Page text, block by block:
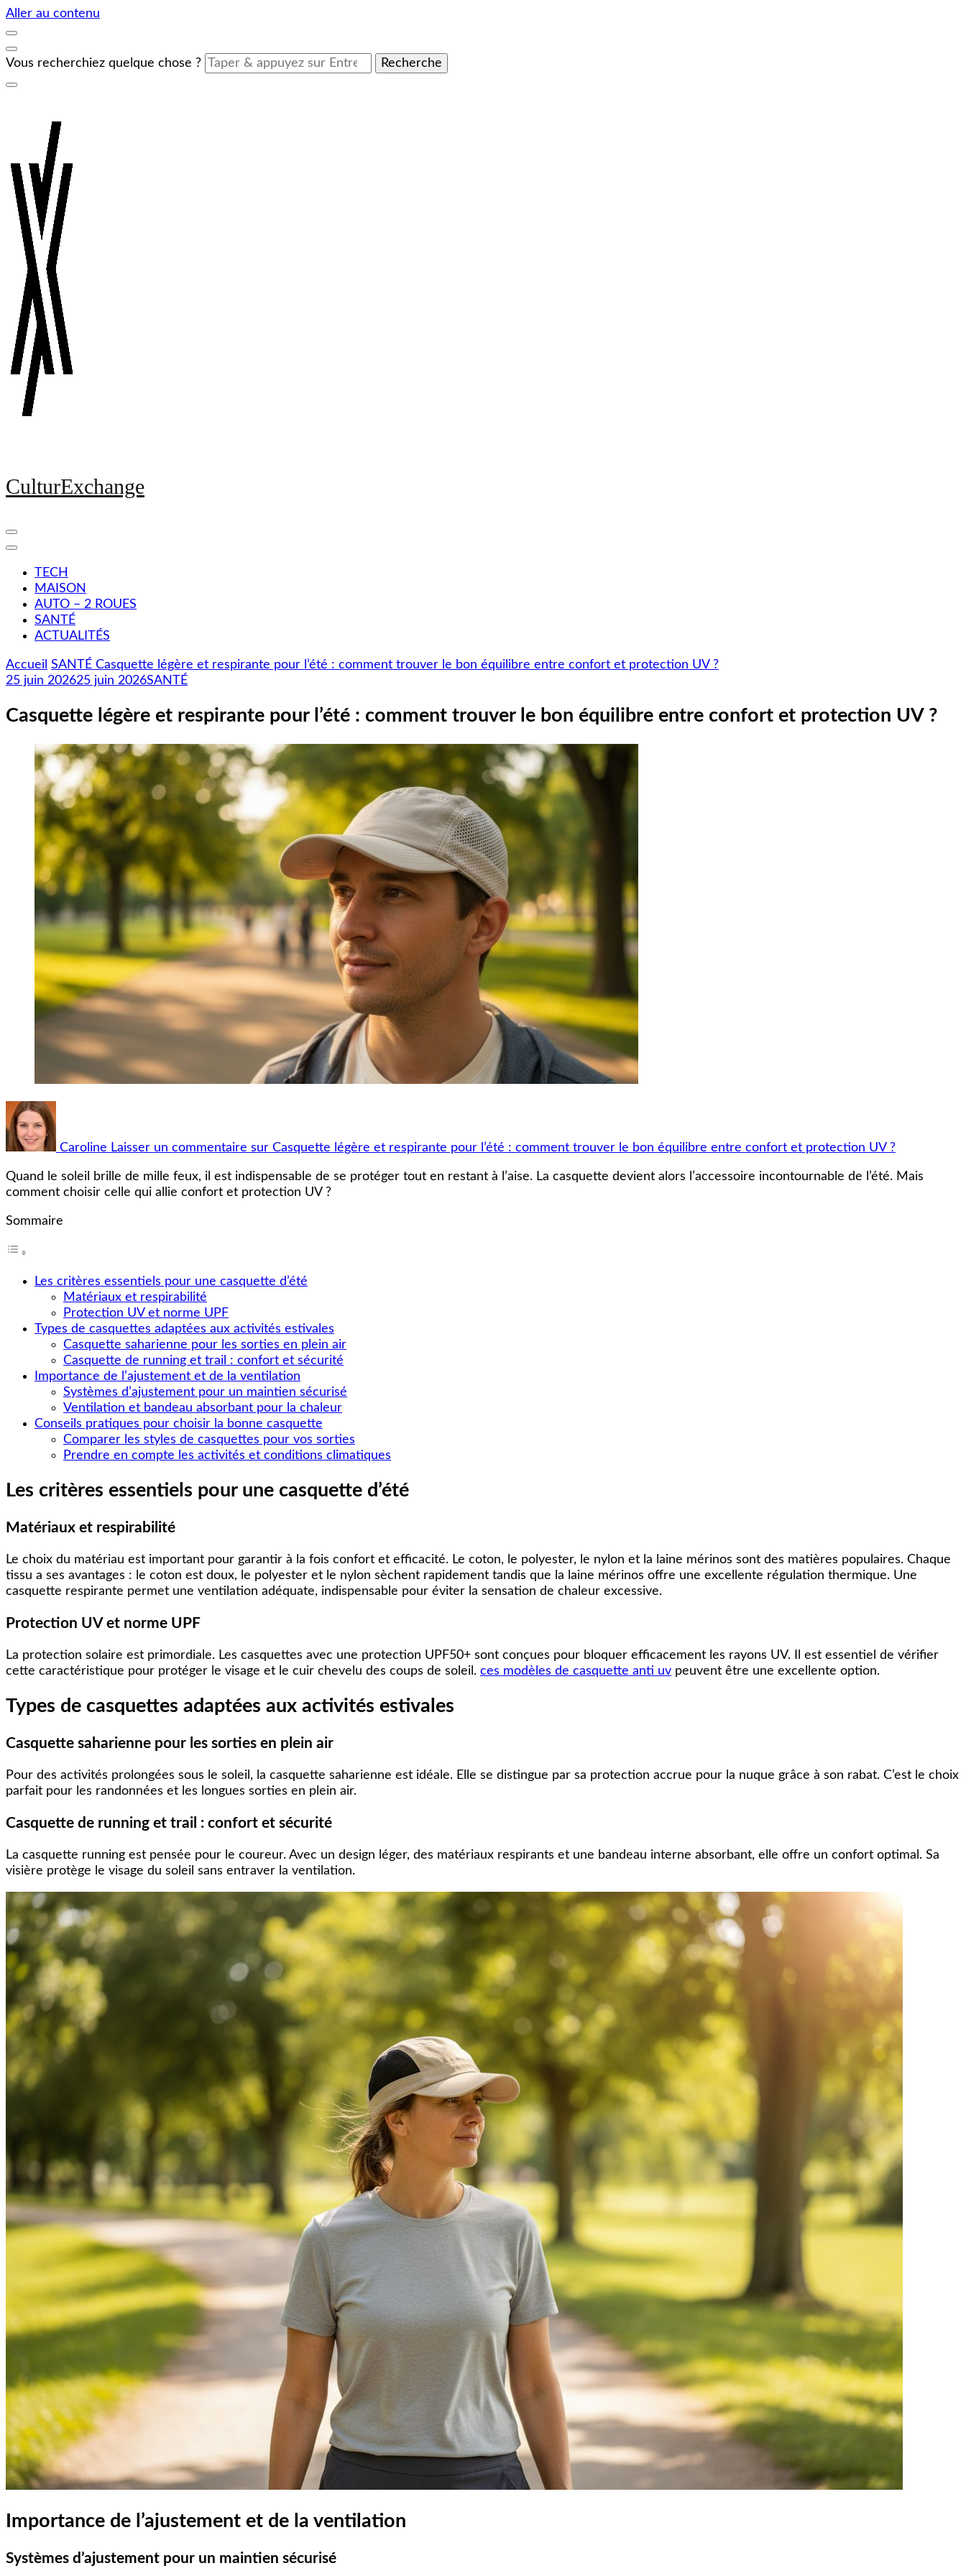
Aller au contenu
Vous recherchiez quelque chose ?
CulturExchange
TECH
MAISON
AUTO – 2 ROUES
SANTÉ
ACTUALITÉS
Accueil SANTÉ Casquette légère et respirante pour l’été : comment trouver le bon équilibre entre confort et protection UV ?
25 juin 202625 juin 2026SANTÉ
Casquette légère et respirante pour l’été : comment trouver le bon équilibre entre confort et protection UV ?
Caroline Laisser un commentaire sur Casquette légère et respirante pour l’été : comment trouver le bon équilibre entre confort et protection UV ?
Quand le soleil brille de mille feux, il est indispensable de se protéger tout en restant à l’aise. La casquette devient alors l’accessoire incontournable de l’été. Mais
comment choisir celle qui allie confort et protection UV ?
Sommaire
Les critères essentiels pour une casquette d’été
Matériaux et respirabilité
Protection UV et norme UPF
Types de casquettes adaptées aux activités estivales
Casquette saharienne pour les sorties en plein air
Casquette de running et trail : confort et sécurité
Importance de l’ajustement et de la ventilation
Systèmes d’ajustement pour un maintien sécurisé
Ventilation et bandeau absorbant pour la chaleur
Conseils pratiques pour choisir la bonne casquette
Comparer les styles de casquettes pour vos sorties
Prendre en compte les activités et conditions climatiques
Les critères essentiels pour une casquette d’été
Matériaux et respirabilité
Le choix du matériau est important pour garantir à la fois confort et efficacité. Le coton, le polyester, le nylon et la laine mérinos sont des matières populaires. Chaque
tissu a ses avantages : le coton est doux, le polyester et le nylon sèchent rapidement tandis que la laine mérinos offre une excellente régulation thermique. Une
casquette respirante permet une ventilation adéquate, indispensable pour éviter la sensation de chaleur excessive.
Protection UV et norme UPF
La protection solaire est primordiale. Les casquettes avec une protection UPF50+ sont conçues pour bloquer efficacement les rayons UV. Il est essentiel de vérifier
cette caractéristique pour protéger le visage et le cuir chevelu des coups de soleil. ces modèles de casquette anti uv peuvent être une excellente option.
Types de casquettes adaptées aux activités estivales
Casquette saharienne pour les sorties en plein air
Pour des activités prolongées sous le soleil, la casquette saharienne est idéale. Elle se distingue par sa protection accrue pour la nuque grâce à son rabat. C’est le choix
parfait pour les randonnées et les longues sorties en plein air.
Casquette de running et trail : confort et sécurité
La casquette running est pensée pour le coureur. Avec un design léger, des matériaux respirants et une bandeau interne absorbant, elle offre un confort optimal. Sa
visière protège le visage du soleil sans entraver la ventilation.
Importance de l’ajustement et de la ventilation
Systèmes d’ajustement pour un maintien sécurisé